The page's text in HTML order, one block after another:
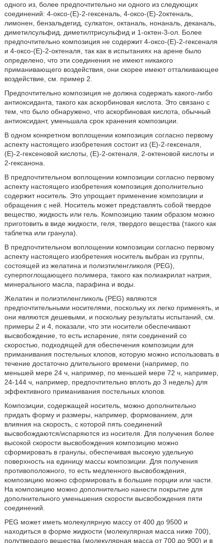
одного из, более предпочтительно ни одного из следующих
соединений: 4-оксо-(Е)-2-гексеналь, 4-оксо-(Е)-2октеналь,
лимонен, бензальдегид, сулкатон, октаналь, нонаналь, деканаль,
диметилсульфид, диметилтрисульфид и 1-октен-3-ол. Более
предпочтительно композиция не содержит 4-оксо-(Е)-2-гексеналя
и 4-оксо-(Е)-2-октеналя, так как в испытаниях на арене было
определено, что эти соединения не имеют никакого
приманивающего воздействия, они скорее имеют отталкивающее
воздействие, см. пример 2.
Предпочтительно композиция не должна содержать какого-либо
антиоксиданта, такого как аскорбиновая кислота. Это связано с
тем, что было обнаружено, что аскорбиновая кислота, обычный
антиоксидант, уменьшала срок хранения композиции.
В одном конкретном воплощении композиция согласно первому
аспекту настоящего изобретения состоит из (Е)-2-гексеналя,
(Е)-2-гексеновой кислоты, (Е)-2-октеналя, 2-октеновой кислоты и
2-гексанона.
В предпочтительном воплощении композиции согласно первому
аспекту настоящего изобретения композиция дополнительно
содержит носитель. Это упрощает применение композиции и
обращения с ней. Носитель может представлять собой твердое
вещество, жидкость или гель. Композицию таким образом можно
приготовить в виде жидкости, геля, твердого вещества (такого как
таблетка или гранула).
В предпочтительном воплощении композиции согласно первому
аспекту настоящего изобретения носитель выбран из группы,
состоящей из желатина и полиэтиленгликоля (PEG),
суперпоглощающего полимера, такого как полиакрилат натрия,
минерального масла, парафина и воды.
Желатин и полиэтиленгликоль (PEG) являются
предпочтительными носителями, поскольку их легко применять, и
они являются дешевыми, и поскольку результаты испытаний, см.
примеры 2 и 4, показали, что эти носители обеспечивают
высвобождение, то есть испарение, пяти соединений со
скоростью, подходящей для обеспечения композиции для
приманивания постельных клопов, которую можно использовать в
течение достаточно длительного времени (например, по
меньшей мере 24 ч, например, по меньшей мере 72 ч, например,
24-144 ч, например, предпочтительно вплоть до 3 недель) для
эффективного приманивания постельных клопов.
Композиции, содержащей носитель, можно дополнительно
придать форму и размеры, например, формованием, для
влияния на скорость, с которой пять соединений
высвобождаются/испаряются из носителя. Для получения более
высокой скорости высвобождения композицию можно
сформировать в гранулы, обеспечивая высокую удельную
поверхность на единицу массы композиции. Для получения
противоположного, то есть медленного высвобождения,
композицию можно сформировать в большие порции или части.
На композицию можно дополнительно нанести покрытие для
дополнительного уменьшения скорости высвобождения пяти
соединений.
PEG может иметь молекулярную массу от 400 до 9500 и
находиться в форме жидкости (молекулярная масса ниже 700),
полутвердого вещества (молекулярная масса от 700 до 900) и в